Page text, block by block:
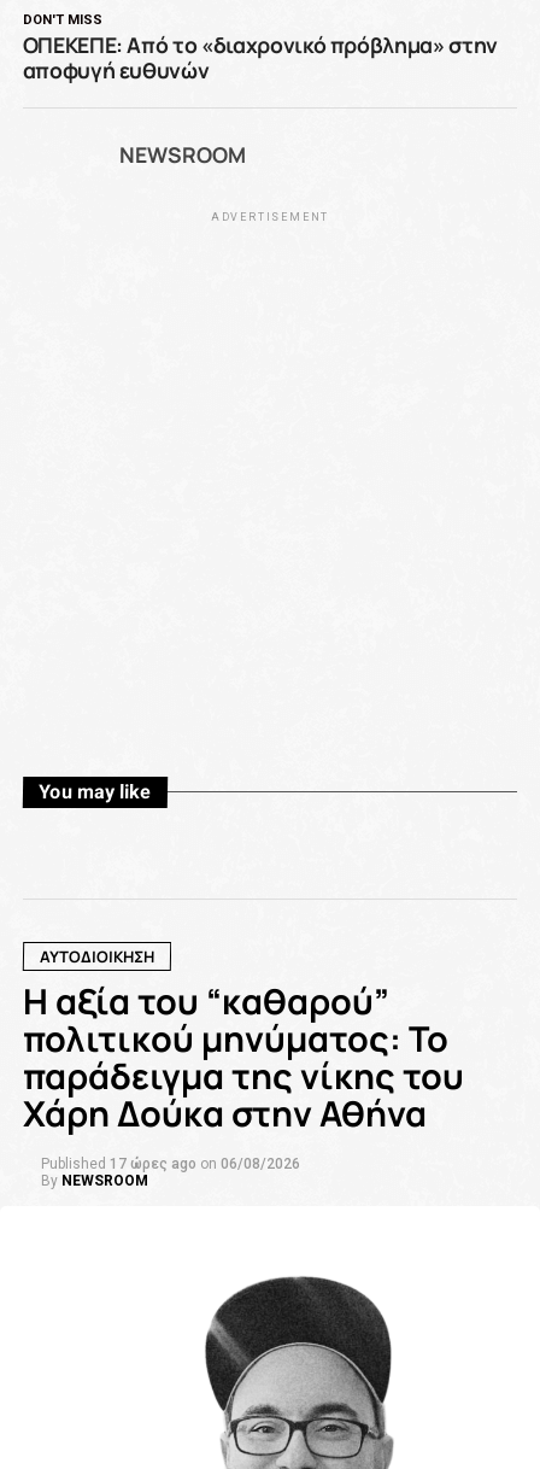
DON'T MISS
ΟΠΕΚΕΠΕ: Από το «διαχρονικό πρόβλημα» στην
αποφυγή ευθυνών
NEWSROOM
ADVERTISEMENT
You may like
ΑΥΤΟΔΙΟΙΚΗΣΗ
Η αξία του “καθαρού”
πολιτικού μηνύματος: Το
παράδειγμα της νίκης του
Χάρη Δούκα στην Αθήνα
Published 17 ώρες ago on 06/08/2026
By NEWSROOM